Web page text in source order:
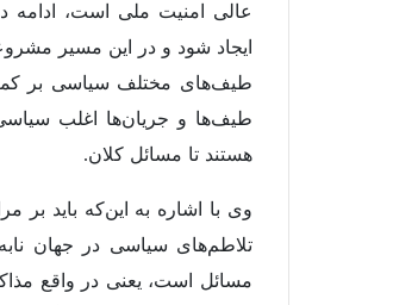
عالی امنیت ملی است، ادامه
ایجاد شود و در این مسیر
طیف‌های مختلف سیاسی بر
طیف‌ها و جریان‌ها اغلب
هستند تا مسائل کلان.
وی با اشاره به این‌که باید بر
مسائل است، یعنی در واقع